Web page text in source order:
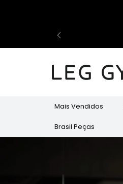
Mais Vendidos
Brasil Peças